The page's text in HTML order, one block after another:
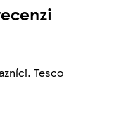
Tesco